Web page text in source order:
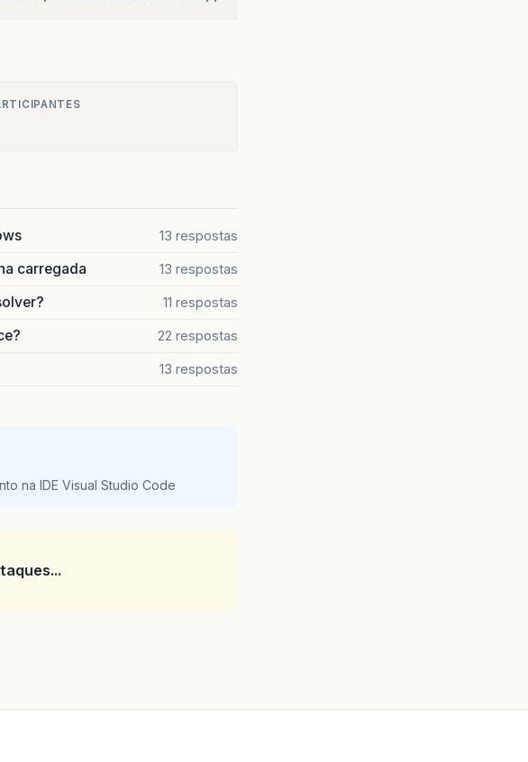
13 respostas
carregada 13 respostas
11 respostas
22 respostas
13 respostas
na IDE Visual Studio Code